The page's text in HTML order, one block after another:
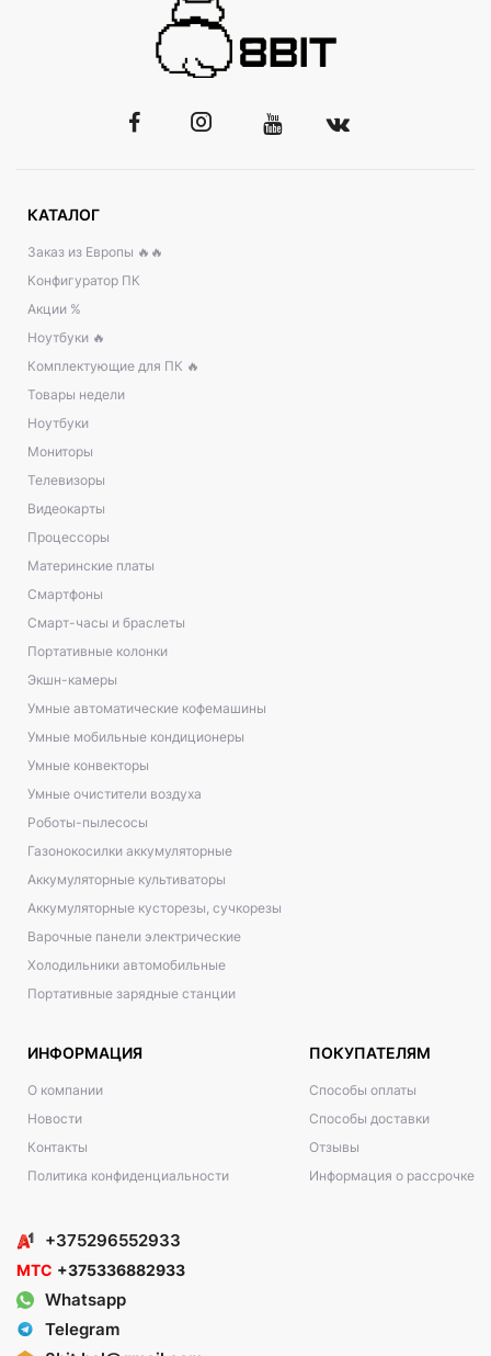
КАТАЛОГ
Заказ из Европы 🔥🔥
Конфигуратор ПК
Акции %
Ноутбуки 🔥
Комплектующие для ПК 🔥
Товары недели
Ноутбуки
Мониторы
Телевизоры
Видеокарты
Процессоры
Материнские платы
Смартфоны
Смарт-часы и браслеты
Портативные колонки
Экшн-камеры
Умные автоматические кофемашины
Умные мобильные кондиционеры
Умные конвекторы
Умные очистители воздуха
Роботы-пылесосы
Газонокосилки аккумуляторные
Аккумуляторные культиваторы
Аккумуляторные кусторезы, сучкорезы
Варочные панели электрические
Холодильники автомобильные
Портативные зарядные станции
ИНФОРМАЦИЯ
О компании
Новости
Контакты
Политика конфиденциальности
ПОКУПАТЕЛЯМ
Способы оплаты
Способы доставки
Отзывы
Информация о рассрочке
+375296552933
МТС +375336882933
Whatsapp
Telegram